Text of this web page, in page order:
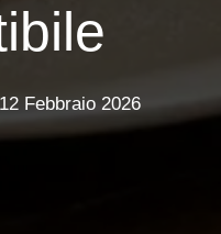
12 Febbraio 2026